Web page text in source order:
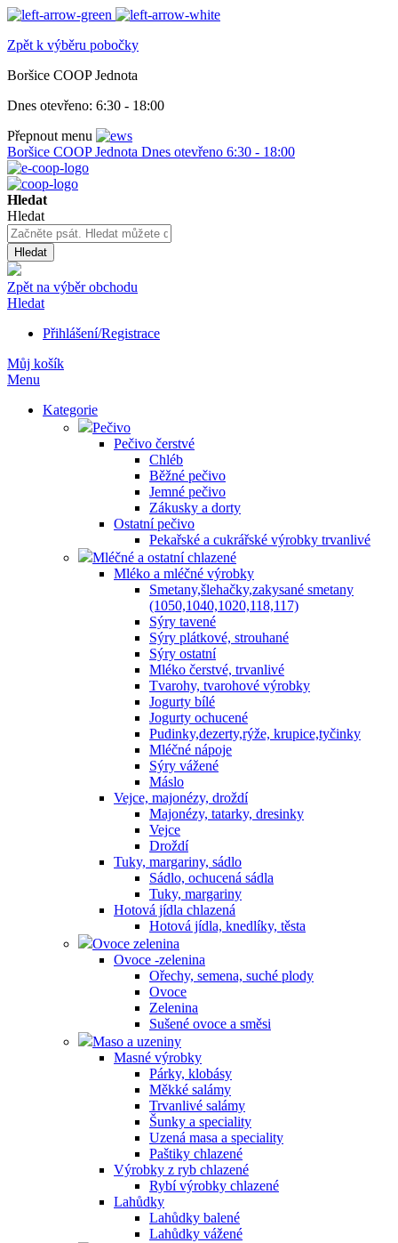
Zpět k výběru pobočky
Boršice COOP Jednota
Dnes otevřeno: 6:30 - 18:00
Přepnout menu
Boršice COOP Jednota Dnes otevřeno 6:30 - 18:00
Hledat
Hledat
Hledat
Zpět na výběr obchodu
Hledat
Přihlášení/Registrace
Můj košík
Menu
Kategorie
Pečivo
Pečivo čerstvé
Chléb
Běžné pečivo
Jemné pečivo
Zákusky a dorty
Ostatní pečivo
Pekařské a cukrářské výrobky trvanlivé
Mléčné a ostatní chlazené
Mléko a mléčné výrobky
Smetany,šlehačky,zakysané smetany
(1050,1040,1020,118,117)
Sýry tavené
Sýry plátkové, strouhané
Sýry ostatní
Mléko čerstvé, trvanlivé
Tvarohy, tvarohové výrobky
Jogurty bílé
Jogurty ochucené
Pudinky,dezerty,rýže, krupice,tyčinky
Mléčné nápoje
Sýry vážené
Máslo
Vejce, majonézy, droždí
Majonézy, tatarky, dresinky
Vejce
Droždí
Tuky, margariny, sádlo
Sádlo, ochucená sádla
Tuky, margariny
Hotová jídla chlazená
Hotová jídla, knedlíky, těsta
Ovoce zelenina
Ovoce -zelenina
Ořechy, semena, suché plody
Ovoce
Zelenina
Sušené ovoce a směsi
Maso a uzeniny
Masné výrobky
Párky, klobásy
Měkké salámy
Trvanlivé salámy
Šunky a speciality
Uzená masa a speciality
Paštiky chlazené
Výrobky z ryb chlazené
Rybí výrobky chlazené
Lahůdky
Lahůdky balené
Lahůdky vážené